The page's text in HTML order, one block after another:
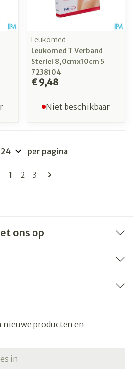
Leukomed
Leukomed T Verband
Steriel 8,0cmx10cm 5
7238104
€ 9,48
Niet beschikbaar
Pagina's
U lees momenteel pagina
1 Pagina
2 Pagina
3
per pagina
ons op
nieuwe producten en